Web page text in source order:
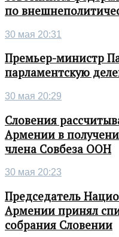
по
30 мая 20:31
Премьер-министр
парламентскую
30 мая 20:29
Словения
Армении в
члена Совбеза ООН
30 мая 20:23
Председатель
Армении принял
собрания Словении